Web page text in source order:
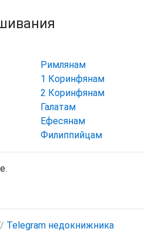
Римлянам
1 Коринфянам
2 Коринфянам
Галатам
Ефесянам
Филиппийцам
Telegram недокнижника